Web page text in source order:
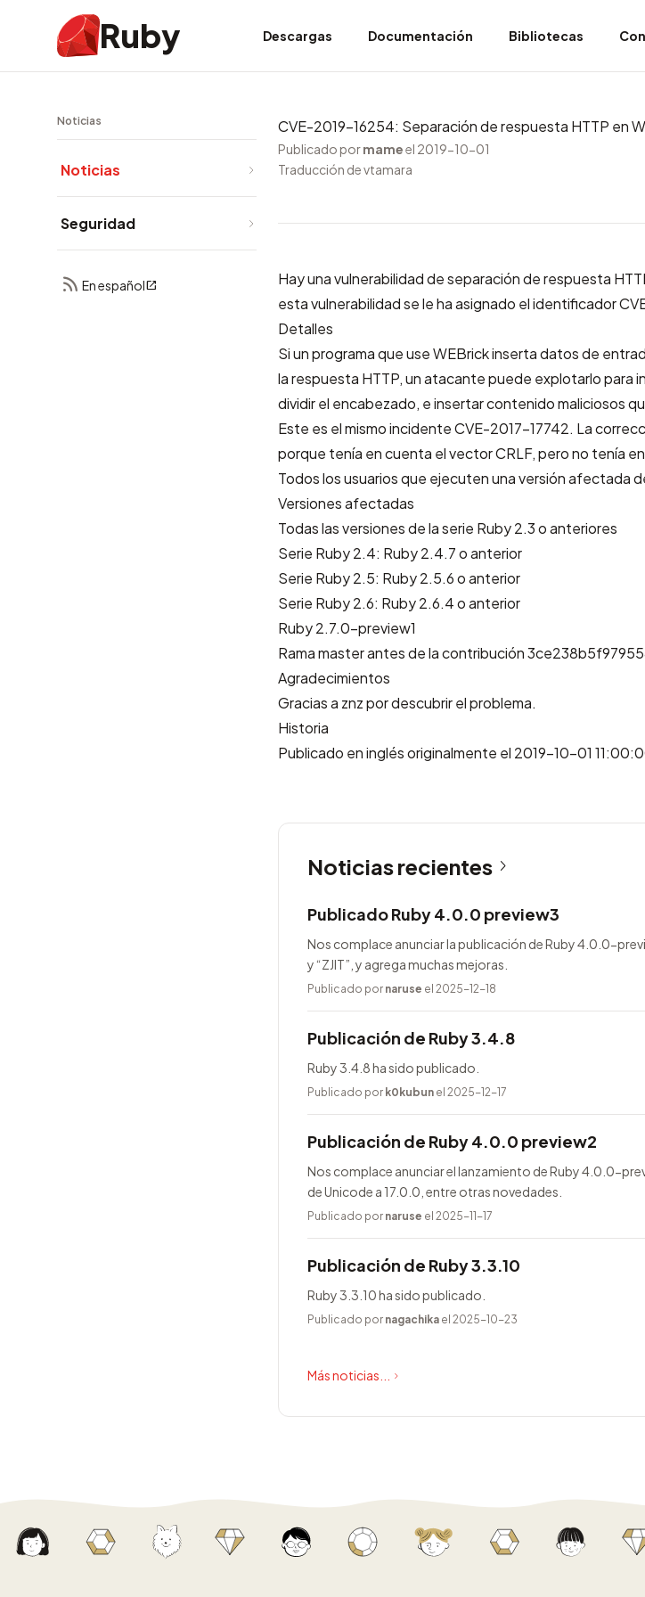
Ruby Descargas Documentación Bibliotecas
Noticias
Noticias
Seguridad
En español
CVE-2019-16254: Separación de respuesta HTTP en
Publicado pormameel 2019-10-01
Traducción de vtamara
Hay una vulnerabilidad de separación de respuesta
esta vulnerabilidad se le ha asignado el identificador
Detalles
Si un programa que use WEBrick inserta datos de
la respuesta HTTP, un atacante puede explotarlo para
dividir el encabezado, e insertar contenido maliciosos
Este es el mismo incidenteCVE-2017-17742. La
porque tenía en cuenta el vector CRLF, pero no tenía
Todos los usuarios que ejecuten una versión afectada
Versiones afectadas
Todas las versiones de la serie Ruby 2.3 o anteriores
Serie Ruby 2.4: Ruby 2.4.7 o anterior
Serie Ruby 2.5: Ruby 2.5.6 o anterior
Serie Ruby 2.6: Ruby 2.6.4 o anterior
Ruby 2.7.0-preview1
Rama master antes de la contribución
Agradecimientos
Gracias a znzpor descubrir el problema.
Historia
Publicado en inglés originalmente el 2019-10-01
Noticias recientes
Publicado Ruby 4.0.0 preview3
Nos complace anunciar la publicación de Ruby 4.0.0-
y “ZJIT”, y agrega muchas mejoras.
Publicado por naruse el 2025-12-18
Publicación de Ruby 3.4.8
Ruby 3.4.8 ha sido publicado.
Publicado por k0kubun el 2025-12-17
Publicación de Ruby 4.0.0 preview2
Nos complace anunciar el lanzamiento de Ruby 4.0.0-
de Unicode a 17.0.0, entre otras novedades.
Publicado por naruse el 2025-11-17
Publicación de Ruby 3.3.10
Ruby 3.3.10 ha sido publicado.
Publicado por nagachika el 2025-10-23
Más noticias...